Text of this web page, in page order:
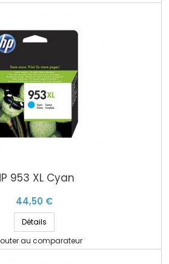
953 XL Cyan
44,50 €
Détails
au comparateur